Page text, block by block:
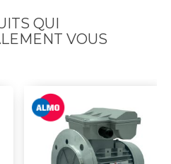
QUI
VOUS